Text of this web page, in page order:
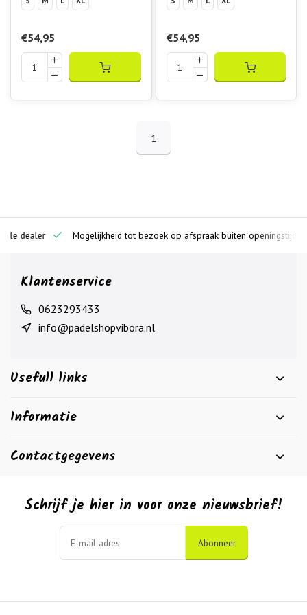
€54,95 €54,95
1
dealer Mogelijkheid tot bezoek op afspraak buiten openingstijden
Klantenservice
0623293433
info@padelshopvibora.nl
Usefull links
Informatie
Contactgegevens
Schrijf je hier in voor onze nieuwsbrief!
Abonneer